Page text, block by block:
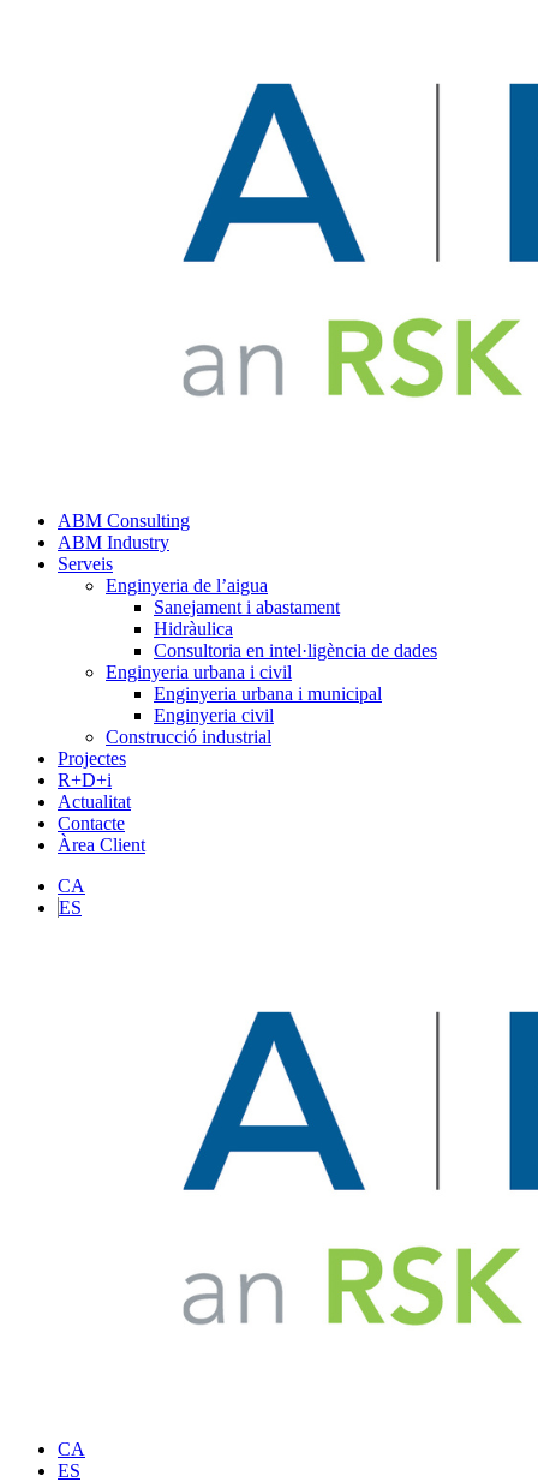
ABM Consulting
ABM Industry
Serveis
Enginyeria de l’aigua
Sanejament i abastament
Hidràulica
Consultoria en intel·ligència de dades
Enginyeria urbana i civil
Enginyeria urbana i municipal
Enginyeria civil
Construcció industrial
Projectes
R+D+i
Actualitat
Contacte
Àrea Client
CA
ES
CA
ES